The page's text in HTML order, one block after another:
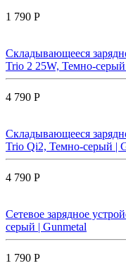
1 790 Р
Складывающееся
Trio 2 25W, Темно-серый
4 790 Р
Складывающееся
Trio Qi2, Темно-серый |
4 790 Р
Сетевое зарядное
серый | Gunmetal
1 790 Р